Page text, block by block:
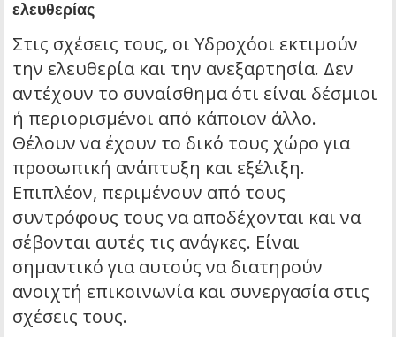
ελευθερίας
Στις σχέσεις τους, οι Υδροχόοι εκτιμούν
την ελευθερία και την ανεξαρτησία. Δεν
αντέχουν το συναίσθημα ότι είναι δέσμιοι
ή περιορισμένοι από κάποιον άλλο.
Θέλουν να έχουν το δικό τους χώρο για
προσωπική ανάπτυξη και εξέλιξη.
Επιπλέον, περιμένουν από τους
συντρόφους τους να αποδέχονται και να
σέβονται αυτές τις ανάγκες. Είναι
σημαντικό για αυτούς να διατηρούν
ανοιχτή επικοινωνία και συνεργασία στις
σχέσεις τους.